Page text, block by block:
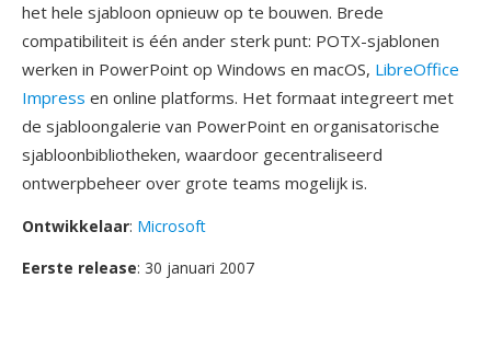
het hele sjabloon opnieuw op te bouwen. Brede
compatibiliteit is één ander sterk punt: POTX-sjablonen
werken in PowerPoint op Windows en macOS, LibreOffice
Impress en online platforms. Het formaat integreert met
de sjabloongalerie van PowerPoint en organisatorische
sjabloonbibliotheken, waardoor gecentraliseerd
ontwerpbeheer over grote teams mogelijk is.
Ontwikkelaar: Microsoft
Eerste release: 30 januari 2007